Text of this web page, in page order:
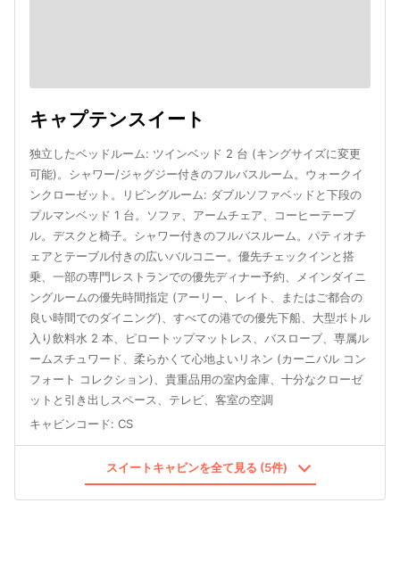
キャプテンスイート
独立したベッドルーム: ツインベッド 2 台 (キングサイズに変更
可能)。シャワー/ジャグジー付きのフルバスルーム。ウォークイ
ンクローゼット。リビングルーム: ダブルソファベッドと下段の
プルマンベッド 1 台。ソファ、アームチェア、コーヒーテーブ
ル。デスクと椅子。シャワー付きのフルバスルーム。パティオチ
ェアとテーブル付きの広いバルコニー。優先チェックインと搭
乗、一部の専門レストランでの優先ディナー予約、メインダイニ
ングルームの優先時間指定 (アーリー、レイト、またはご都合の
良い時間でのダイニング)、すべての港での優先下船、大型ボトル
入り飲料水 2 本、ピロートップマットレス、バスローブ、専属ル
ームスチュワード、柔らかくて心地よいリネン (カーニバル コン
フォート コレクション)、貴重品用の室内金庫、十分なクローゼ
ットと引き出しスペース、テレビ、客室の空調
キャビンコード: CS
スイートキャビンを全て見る (5件)